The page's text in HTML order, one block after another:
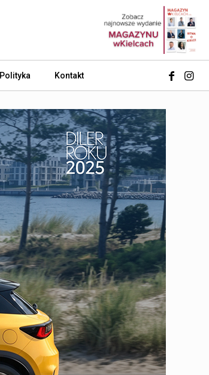
Polityka Kontakt